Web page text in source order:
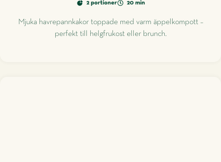
2 portioner 20 min
Mjuka havrepannkakor toppade med varm äppelkompott –
perfekt till helgfrukost eller brunch.